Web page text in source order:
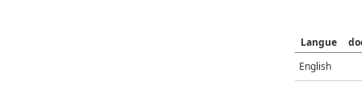
Langue
English